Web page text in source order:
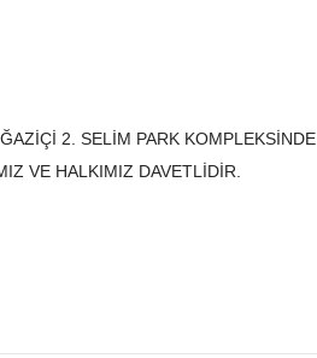
2. SELİM PARK KOMPLEKSİNDE
VE HALKIMIZ DAVETLİDİR.